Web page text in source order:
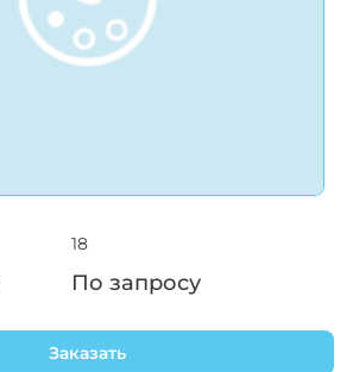
18
По запросу
Заказать